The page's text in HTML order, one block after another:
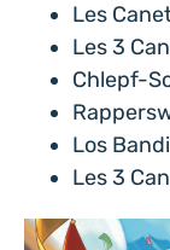
Les
Les 3
Chlepf-
Los
Les 3